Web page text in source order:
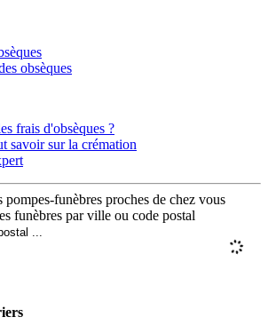
obsèques
frais d'obsèques ?
savoir sur la crémation
funèbres proches de chez vous
funèbres par ville ou code postal